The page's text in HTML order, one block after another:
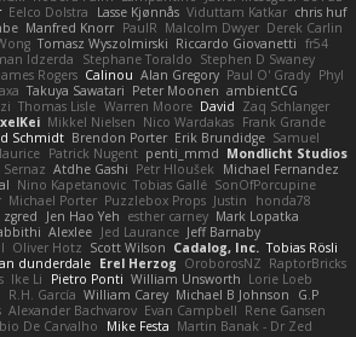
Eelco Dolstra Lasse Kjønnås Viduttam Katkar chris huf
Manfred Knorr PaulR Malcolm Dwyer Derek Carlin
Tomasz Wyszolmirski Riccardo Giovanetti fr54
Idzerda Stephane Toraldo Stephen D Swaney
James Rogers Calinou Alan Gregory Paul O' Grady Phyl
Takuya Sawatari Peter Moonen ambientCG
Thomas Lisle Warren Moore David Zaq Schlanger
Mikkel Nielsen Nico Wardakas Frank Grande
Schmidt Brendon Porter Erik Brundidge Samuel
Patrick Nugent penti_mmd Mondlicht Studios
Atdhe Gashi Petr Hloušek
Michael Fernandez
Nino Kapetanovic Tobias Gallé SonOfPorcupine
Michael Porter Puzzlebox Props Justin
honda78
zgred Jen Hao Yeh esther carney Mark Lopatka
Alexlee Jed Laurance Jeff Barnaby
Oliver Hotz Scott Wilson Cadalog, Inc. Tobias Rösli
dunderdale Erel Herzog OroborosNZ RaptorBricks
Ike Li Pietro Ponti William Unsworth Lorie Loeb
R.H. García William Carey Michael B Johnson
G.P
Alexander Bachvarov Evan Campbell Rene Gansen
De Carvalho Mike Festa Martin Banak - Dr Zed